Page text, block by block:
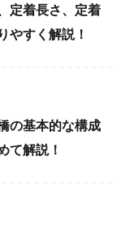
定着長さ、定着
やすく解説！
の基本的な構成
て解説！